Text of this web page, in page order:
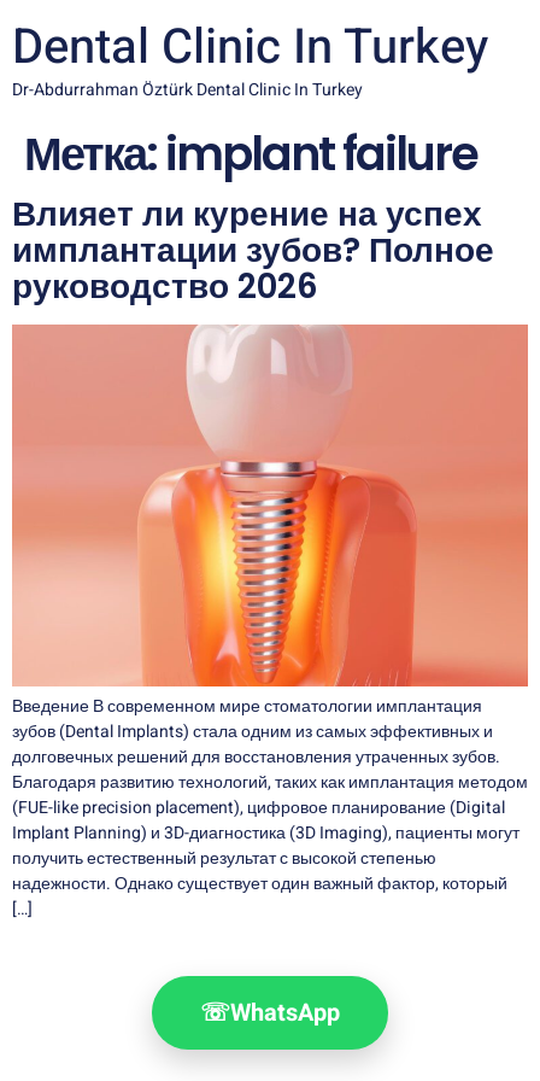
Dental Clinic In Turkey
Dr-Abdurrahman Öztürk Dental Clinic In Turkey
Метка:implant failure
Влияет ли курение на успех
имплантации зубов? Полное
руководство 2026
Введение В современном мире стоматологии имплантация
зубов (Dental Implants) стала одним из самых эффективных и
долговечных решений для восстановления утраченных зубов.
Благодаря развитию технологий, таких как имплантация методом
(FUE-like precision placement), цифровое планирование (Digital
Implant Planning) и 3D-диагностика (3D Imaging), пациенты могут
получить естественный результат с высокой степенью
надежности. Однако существует один важный фактор, который
[…]
☏WhatsApp